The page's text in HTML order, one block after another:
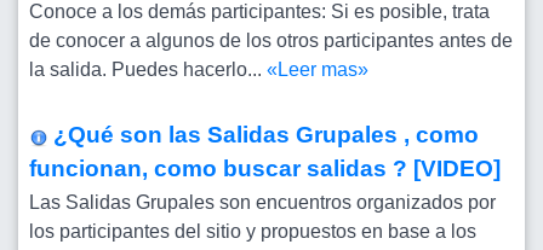
Conoce a los demás participantes: Si es posible, trata
de conocer a algunos de los otros participantes antes de
la salida. Puedes hacerlo... «Leer mas»
¿Qué son las Salidas Grupales , como
funcionan, como buscar salidas ? [VIDEO]
Las Salidas Grupales son encuentros organizados por
los participantes del sitio y propuestos en base a los